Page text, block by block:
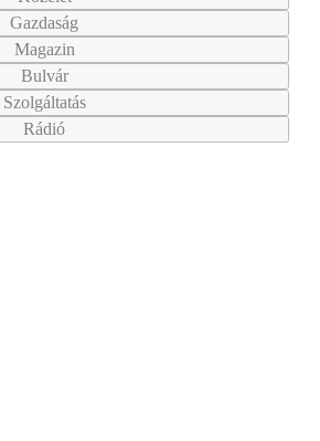
Gazdaság
Magazin
Bulvár
Szolgáltatás
Rádió